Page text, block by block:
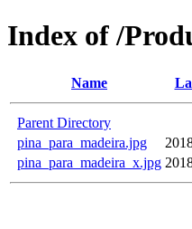
Index of /
Name
Parent Directory
pina_para_madeira.jpg
pina_para_madeira_x.jpg